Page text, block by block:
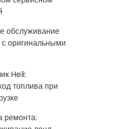
обслуживание
оригинальными
Heli:
топлива при
ремонта: